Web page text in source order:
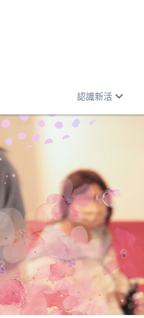
認識新活